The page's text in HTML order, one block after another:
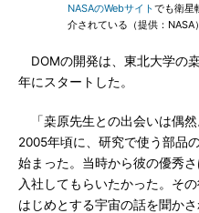
NASAのWebサイトでも衛星
介されている（提供：NASA）
DOMの開発は、東北大学の
年にスタートした。
「桒原先生との出会いは偶
2005年頃に、研究で使う部品
始まった。当時から彼の優秀
入社してもらいたかった。そ
はじめとする宇宙の話を聞か